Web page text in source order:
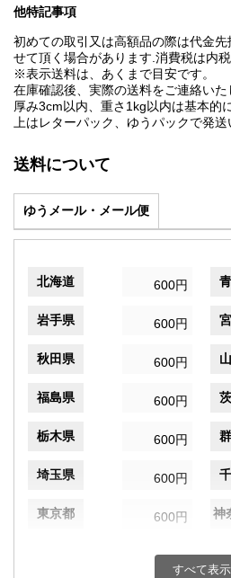
他特記事項
初めての取引又は高額品の際は代金
せて頂く場合があります.消費税は内税
※表示送料は、あくまで目安です。
在庫確認後、実際の送料をご連絡いた
厚み3cm以内、重さ1kg以内は基本的
上はレターパック、ゆうパックで発送
送料について
ゆうメール・メール便
北海道 600円
岩手県 600円
秋田県 600円
福島県 600円
栃木県 600円
埼玉県 600円
東京都 600円 神
600円
すべて表示